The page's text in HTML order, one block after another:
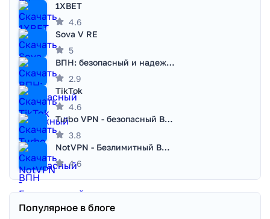
1XBET
4.6
Sova V RE
5
ВПН: безопасный и надежный VPN
2.9
TikTok
4.6
Turbo VPN - безопасный ВПН
3.8
NotVPN - Безлимитный ВПН | VPN
4.6
Популярное в блоге